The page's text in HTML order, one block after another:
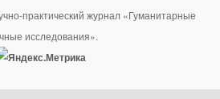
практический журнал «Гуманитарные
исследования».